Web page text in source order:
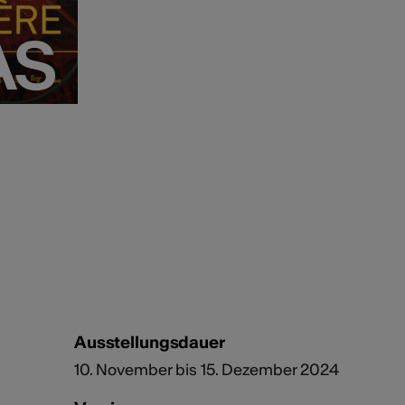
Ausstellungsdauer
10. November bis 15. Dezember 2024